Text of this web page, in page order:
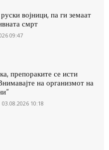
војници, па ги земаат
смрт
09:47
препораките се исти
на организмот на
03.08.2026 10:18